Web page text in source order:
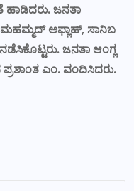
ಹಾಡಿದರು. ಜನತಾ
ಅಫ್ಲಾಹ್, ಸಾನಿಬ
ಜನತಾ ಆಂಗ್ಲ
ಎಂ. ವಂದಿಸಿದರು.